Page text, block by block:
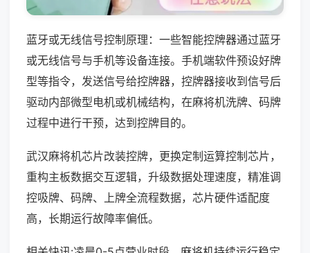
蓝牙或无线信号控制原理：一些智能控牌器通过蓝牙
或无线信号与手机等设备连接。手机端软件预设好牌
型等指令，发送信号给控牌器，控牌器接收到信号后
驱动内部微型电机或机械结构，在麻将机洗牌、码牌
过程中进行干预，达到控牌目的。
武汉麻将机芯片改装控牌，更换定制运算控制芯片，
重构主板数据交互逻辑，升级数据处理速度，精准调
控吸牌、码牌、上牌全流程数据，芯片硬件适配度
高，长期运行故障率偏低。